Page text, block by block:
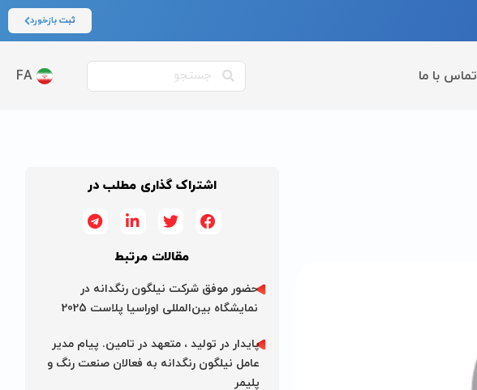
ثبت بازخورد
تماس با ما FA
اشتراک گذاری مطلب در
مقالات مرتبط
حضور موفق شرکت نیلگون رنگدانه در
نمایشگاه بین‌المللی اوراسیا پلاست 2025
پایدار در تولید ، متعهد در تامین. پیام مدیر
عامل نیلگون رنگدانه به فعالان صنعت رنگ و
پلیمر